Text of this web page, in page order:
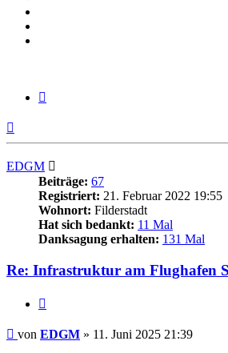
EDGM
Beiträge: 67
Registriert: 21. Februar 2022 19:55
Wohnort: Filderstadt
Hat sich bedankt: 11 Mal
Danksagung erhalten: 131 Mal
Re: Infrastruktur am Flughafen
Beitrag
von EDGM » 11. Juni 2025 21:39